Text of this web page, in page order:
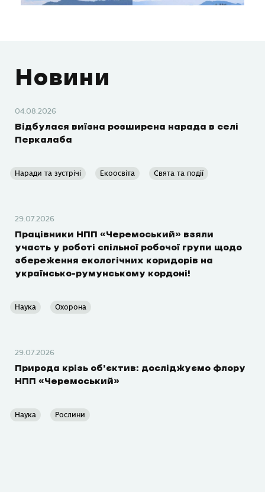
Новини
04.08.2026
Відбулася виїзна розширена нарада в селі
Перкалаба
Наради та зустрічі Екоосвіта Свята та події
29.07.2026
Працівники НПП «Черемоський» взяли
участь у роботі спільної робочої групи щодо
збереження екологічних коридорів на
українсько-румунському кордоні!
Наука Охорона
29.07.2026
Природа крізь об’єктив: досліджуємо флору
НПП «Черемоський»
Наука Рослини